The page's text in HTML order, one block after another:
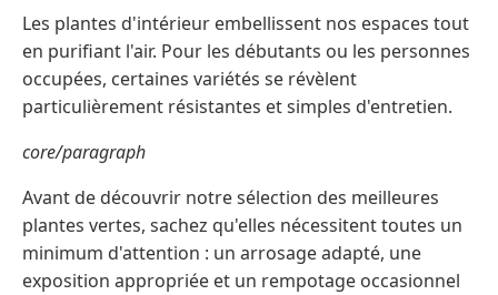
Les plantes d'intérieur embellissent nos espaces tout
en purifiant l'air. Pour les débutants ou les personnes
occupées, certaines variétés se révèlent
particulièrement résistantes et simples d'entretien.
core/paragraph
Avant de découvrir notre sélection des meilleures
plantes vertes, sachez qu'elles nécessitent toutes un
minimum d'attention : un arrosage adapté, une
exposition appropriée et un rempotage occasionnel